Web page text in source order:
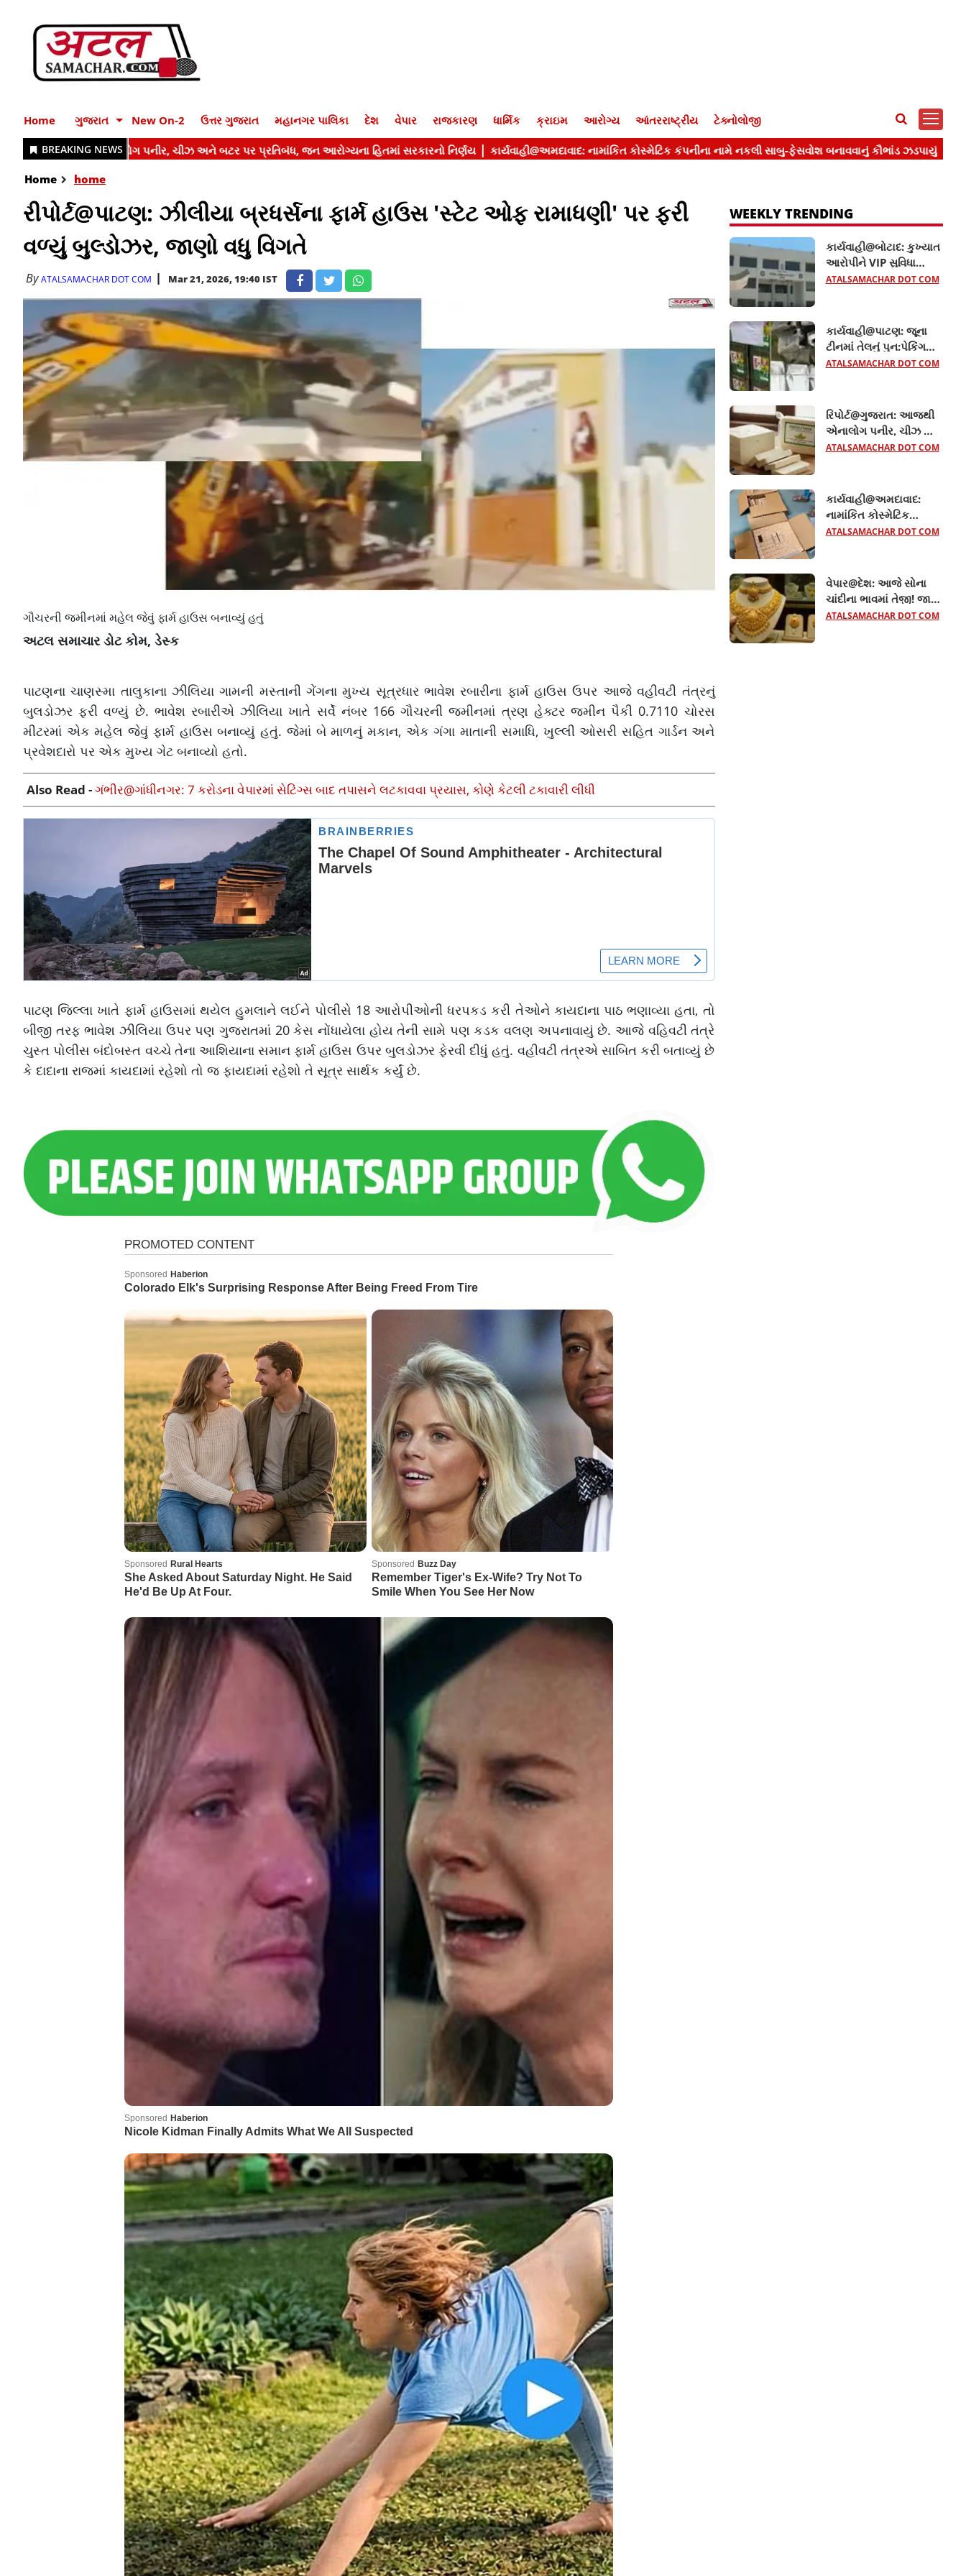
Home ગુજરાત New On-2 ઉત્તર ગુજરાત મહાનગર પાલિકા દેશ વેપાર રાજકારણ ધાર્મિક ક્રાઇમ આરોગ્ય આંતરરાષ્ટ્રીય ટેક્નોલોજી
Home home
રીપોર્ટ@પાટણ: ઝીલીયા બ્રધર્સના ફાર્મ હાઉસ 'સ્ટેટ ઓફ રામાધણી' પર ફરી
વળ્યું બુલ્ડોઝર, જાણો વધુ વિગતે
ByATALSAMACHAR DOT COM Mar 21, 2026, 19:40 IST
ગૌચરની જમીનમાં મહેલ જેવું ફાર્મ હાઉસ બનાવ્યું હતું
અટલ સમાચાર ડોટ કોમ, ડેસ્ક
પાટણના ચાણસ્મા તાલુકાના ઝીલિયા ગામની મસ્તાની ગેંગના મુખ્ય સૂત્રધાર ભાવેશ રબારીના ફાર્મ હાઉસ ઉપર આજે વહીવટી તંત્રનું
બુલડોઝર ફરી વળ્યું છે. ભાવેશ રબારીએ ઝીલિયા ખાતે સર્વે નંબર 166 ગૌચરની જમીનમાં ત્રણ હેક્ટર જમીન પૈકી 0.7110 ચોરસ
મીટરમાં એક મહેલ જેવું ફાર્મ હાઉસ બનાવ્યું હતું. જેમાં બે માળનું મકાન, એક ગંગા માતાની સમાધિ, ખુલ્લી ઓસરી સહિત ગાર્ડન અને
પ્રવેશદારો પર એક મુખ્ય ગેટ બનાવ્યો હતો.
Also Read -ગંભીર@ગાંધીનગર: 7 કરોડના વેપારમાં સેટિંગ્સ બાદ તપાસને લટકાવવા પ્રયાસ, કોણે કેટલી ટકાવારી લીધી
પાટણ જિલ્લા ખાતે ફાર્મ હાઉસમાં થયેલ હુમલાને લઈને પોલીસે 18 આરોપીઓની ધરપકડ કરી તેઓને કાયદાના પાઠ ભણાવ્યા હતા, તો
બીજી તરફ ભાવેશ ઝીલિયા ઉપર પણ ગુજરાતમાં 20 કેસ નોંધાયેલા હોય તેની સામે પણ કડક વલણ અપનાવાયું છે. આજે વહિવટી તંત્રે
ચુસ્ત પોલીસ બંદોબસ્ત વચ્ચે તેના આશિયાના સમાન ફાર્મ હાઉસ ઉપર બુલડોઝર ફેરવી દીધું હતું. વહીવટી તંત્રએ સાબિત કરી બતાવ્યું છે
કે દાદાના રાજમાં કાયદામાં રહેશો તો જ ફાયદામાં રહેશો તે સૂત્ર સાર્થક કર્યું છે.
WEEKLY TRENDING
કાર્યવાહી@બોટાદ: કુખ્યાત
આરોપીને VIP સુવિધા
આપતા બે કોન્સ્ટેબલ
ATALSAMACHAR DOT COM
કાર્યવાહી@પાટણ: જૂના
ટીનમાં તેલનું પુન:પેકિંગ
કરતી 2 પેઢીઓ ઝડપાઈ,
ATALSAMACHAR DOT COM
રિપોર્ટ@ગુજરાત: આજથી
એનાલોગ પનીર, ચીઝ અને
બટર પર પ્રતિબંધ, જન
ATALSAMACHAR DOT COM
કાર્યવાહી@અમદાવાદ:
નામાંકિત કોસ્મેટિક
કંપનીના નામે નકલી સાબુ-
ATALSAMACHAR DOT COM
વેપાર@દેશ: આજે સોના
ચાંદીના ભાવમાં તેજી! જાણો
22 અને 24 કેરેટ સોનાનો
ATALSAMACHAR DOT COM